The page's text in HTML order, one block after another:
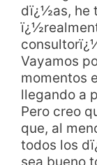
dï¿½as, he
Vayamos
momentos
llegando a
Pero creo
que, al
todos los
sea bueno